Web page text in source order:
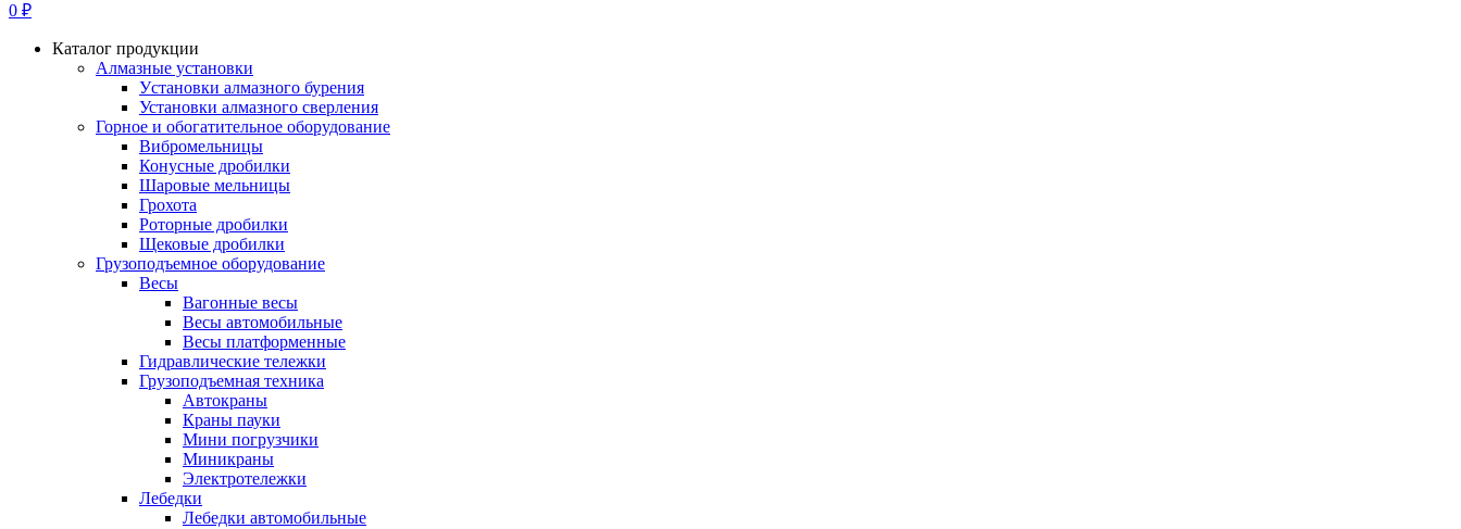
0 ₽
Каталог продукции
Алмазные установки
Уcтановки алмазного бурения
Установки алмазного сверления
Горное и обогатительное оборудование
Вибромельницы
Конусные дробилки
Шаровые мельницы
Грохота
Роторные дробилки
Щековые дробилки
Грузоподъемное оборудование
Весы
Вагонные весы
Весы автомобильные
Весы платформенные
Гидравлические тележки
Грузоподъемная техника
Автокраны
Краны пауки
Мини погрузчики
Миникраны
Электротележки
Лебедки
Лебедки автомобильные